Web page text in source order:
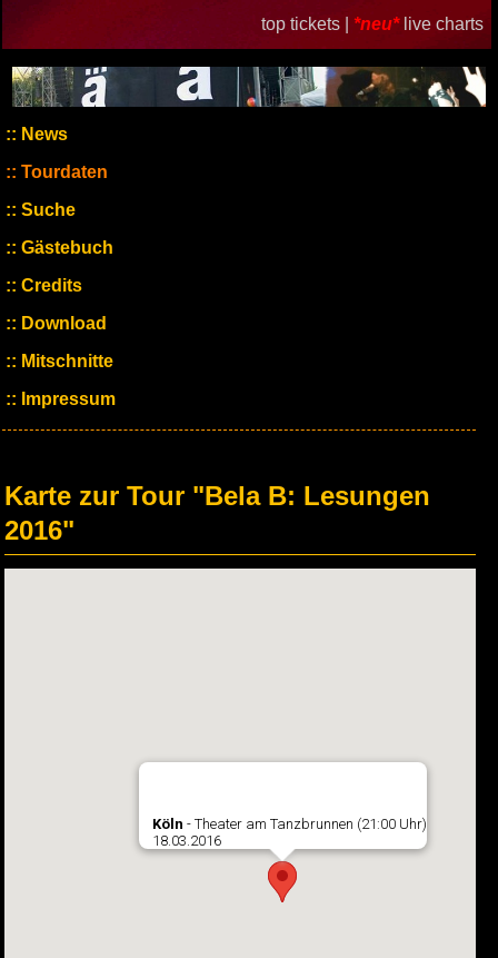
top tickets | *neu* live charts
News
Tourdaten
Suche
Gästebuch
Credits
Download
Mitschnitte
Impressum
Karte zur Tour "Bela B: Lesungen
2016"
Köln - Theater am Tanzbrunnen (21:00 Uhr)
18.03.2016